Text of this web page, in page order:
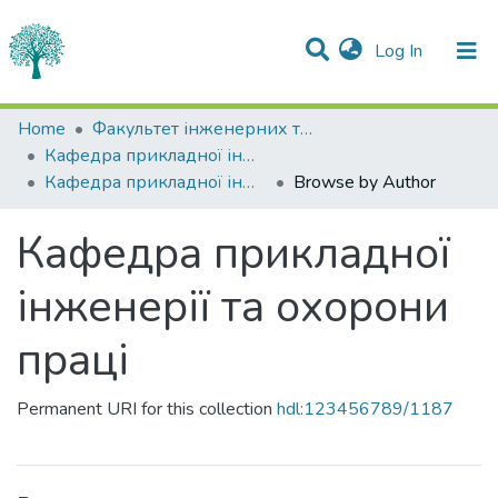
Log In (current)
Communities & Collections
All of DSpace
Home
Факультет інженерних технологій та професійної освіти
Кафедра прикладної інженерії та охорони праці
Кафедра прикладної інженерії та охорони праці
Browse by Author
Кафедра прикладної
інженерії та охорони
праці
Permanent URI for this collection hdl:123456789/1187